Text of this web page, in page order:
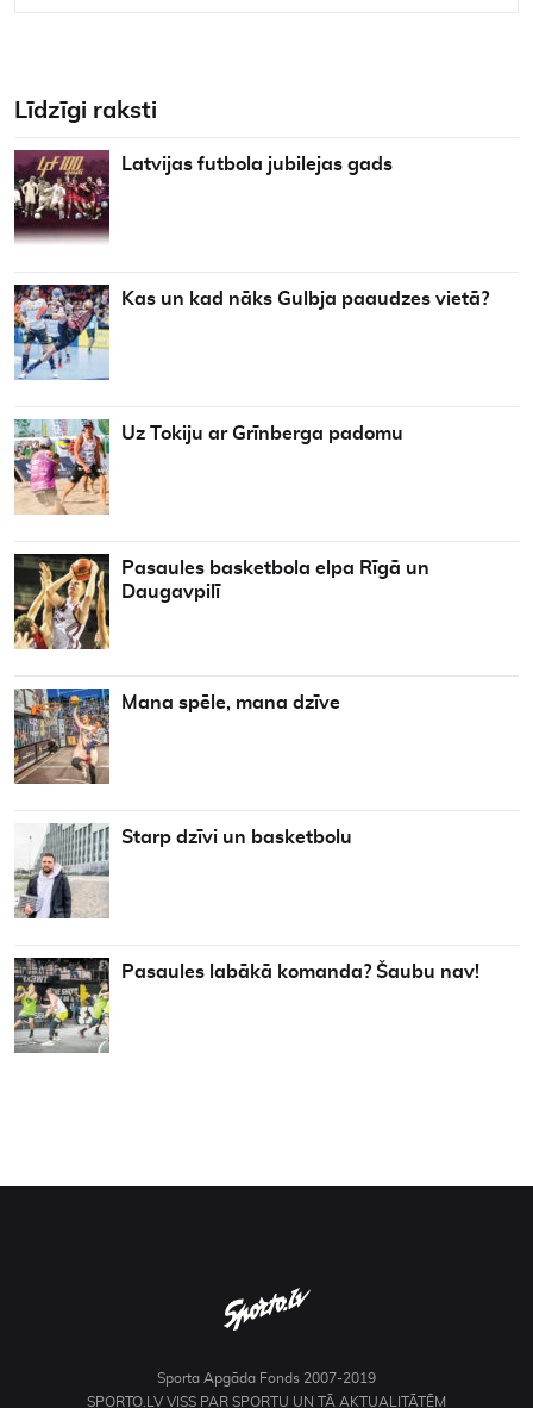
Līdzīgi raksti
Latvijas futbola jubilejas gads
Kas un kad nāks Gulbja paaudzes vietā?
Uz Tokiju ar Grīnberga padomu
Pasaules basketbola elpa Rīgā un
Daugavpilī
Mana spēle, mana dzīve
Starp dzīvi un basketbolu
Pasaules labākā komanda? Šaubu nav!
Sporta Apgāda Fonds 2007-2019
SPORTO.LV VISS PAR SPORTU UN TĀ AKTUALITĀTĒM